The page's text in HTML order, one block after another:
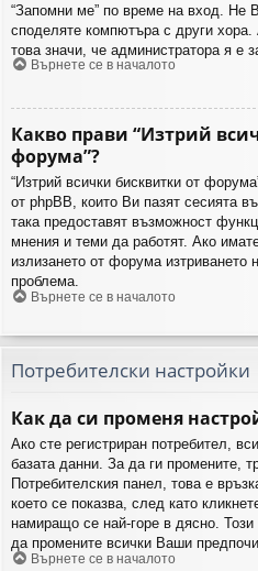
“Запомни ме” по време на вход. Не
споделяте компютъра с други
това значи, че администратора я е
Върнете се в началото
Какво прави “Изтрий
форума”?
“Изтрий всички бисквитки от
от phpBB, които Ви пазят сесията
така предоставят възможност
мнения и теми да работят. Ако
излизането от форума изтриването
проблема.
Върнете се в началото
Потребителски настройки
Как да си променя
Ако сте регистриран потребител,
базата данни. За да ги промените,
Потребителския панел, това е
което се показва, след като
намиращо се най-горе в дясно.
да промените всички Ваши
Върнете се в началото